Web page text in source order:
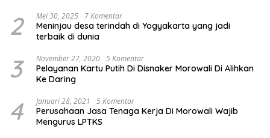
2 Mei 30, 2025 7 Komentar
Meninjau desa terindah di Yogyakarta yang jadi
terbaik di dunia
3 November 27, 2020 5 Komentar
Pelayanan Kartu Putih Di Disnaker Morowali Di Alihkan
Ke Daring
4 Januari 28, 2021 5 Komentar
Perusahaan Jasa Tenaga Kerja Di Morowali Wajib
Mengurus LPTKS